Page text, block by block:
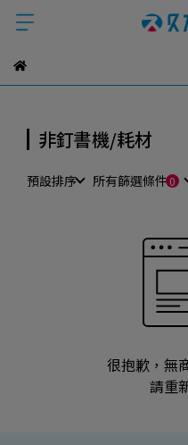
非釘書機/耗材
預設排序 所有篩選條件
很抱歉，無
請重